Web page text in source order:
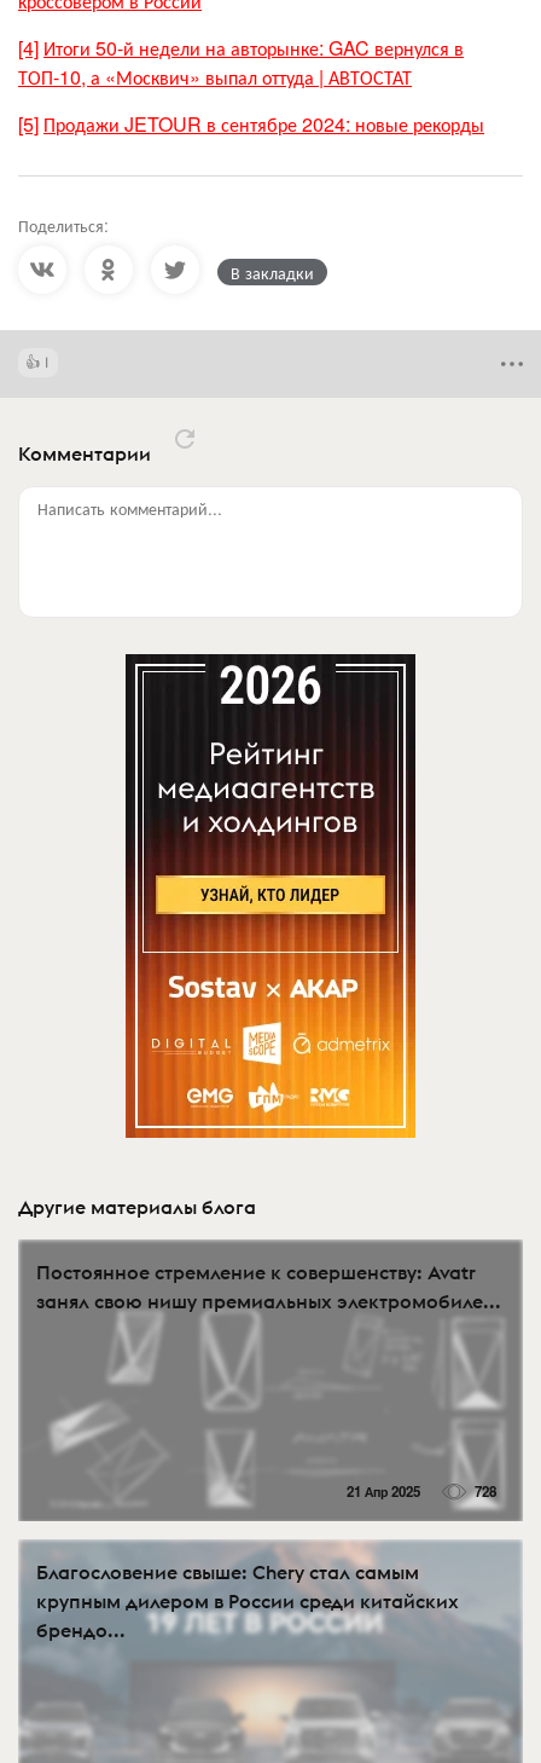
[4] Итоги 50-й недели на авторынке: GAC вернулся в
ТОП-10, а «Москвич» выпал оттуда | АВТОСТАТ
[5] Продажи JETOUR в сентябре 2024: новые рекорды
Поделиться:
В закладки
1
Комментарии
Написать комментарий...
Другие материалы блога
Постоянное стремление к совершенству: Avatr
занял свою нишу премиальных электромобиле...
21 Апр 2025 728
Благословение свыше: Chery стал самым
крупным дилером в России среди китайских
брендо...